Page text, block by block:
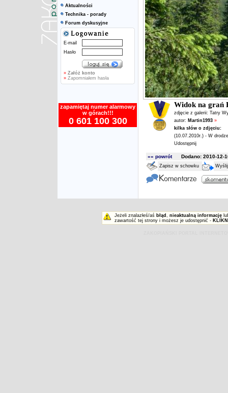
Aktualności
Technika - porady
Forum dyskusyjne
E-mail
Hasło
» Załóż konto
» Zapomniałem hasła
zapamiętaj numer alarmowy
w górach!!!
0 601 100 300
Widok na grań
zdjęcie z galerii: Tatry
autor: Martin1993 »
kilka słów o zdjęciu:
(10.07.2010r.) - W
Udostępnij
«« powrótDodano: 2010-12-
Zapisz w schowku
Jeżeli znalazłeś/aś błąd , nieaktualną informację
zawartość tej strony i możesz je udostępnić -